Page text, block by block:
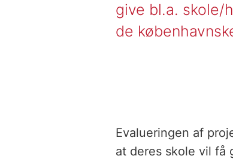
give bl.a. skole/
de
Evalueringen af
at deres skole vil